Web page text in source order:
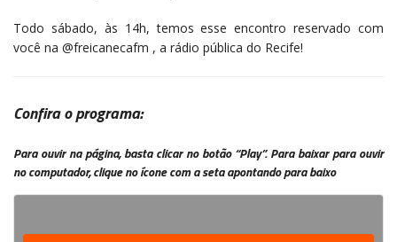
Todo sábado, às 14h, temos esse encontro reservado com
você na @freicanecafm , a rádio pública do Recife!
Confira o programa:
Para ouvir na página, basta clicar no botão “Play”.Para baixar para ouvir
no computador, clique no ícone com a seta apontando para baixo